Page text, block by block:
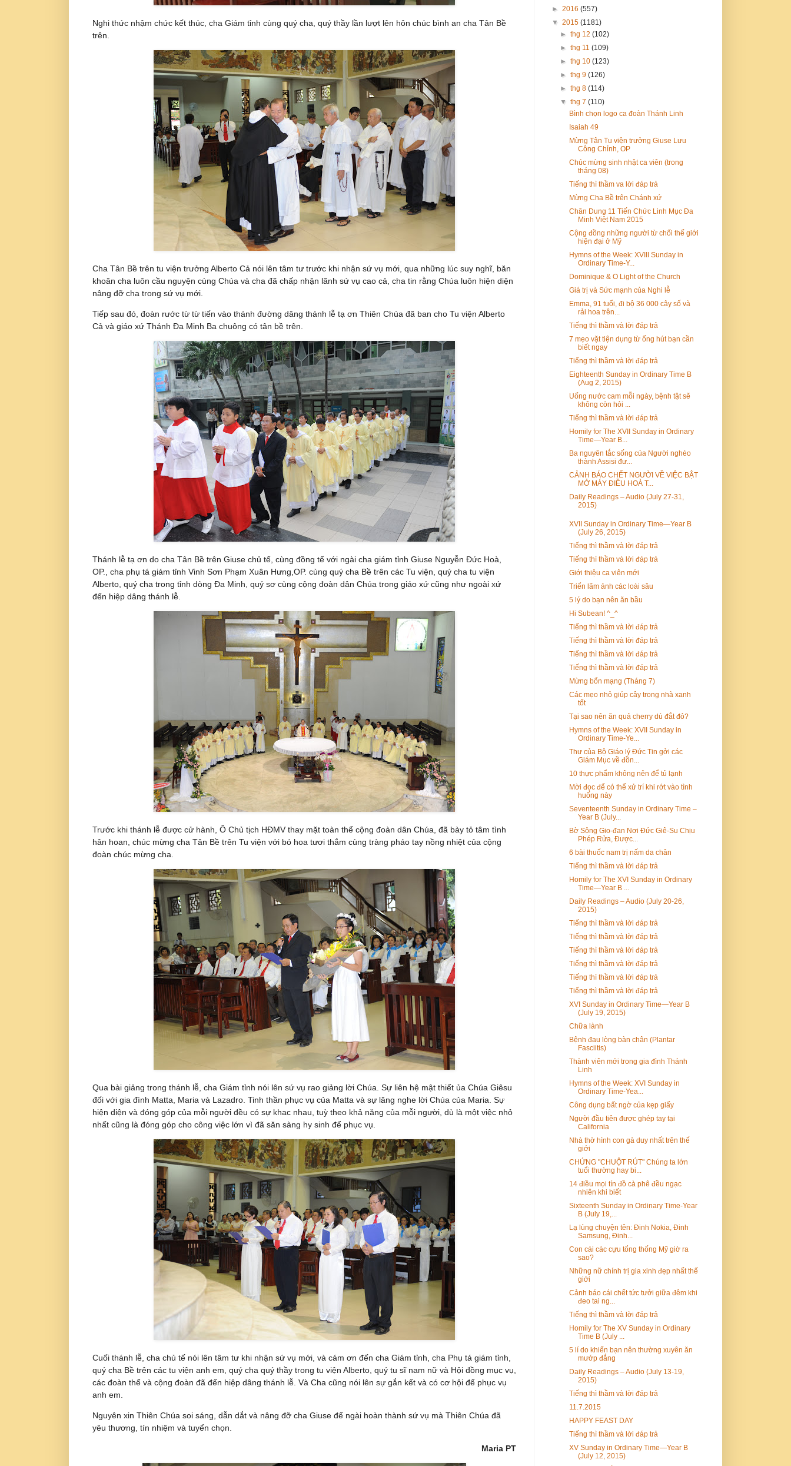
Nghi thức nhậm chức kết thúc, cha Giám tỉnh cùng quý cha, quý thầy lần lượt lên hôn chúc bình an cha Tân Bề
trên.
Cha Tân Bề trên tu viện trưởng Alberto Cả nói lên tâm tư trước khi nhận sứ vụ mới, qua những lúc suy nghĩ, băn
khoăn cha luôn cầu nguyện cùng Chúa và cha đã chấp nhận lãnh sứ vụ cao cả, cha tin rằng Chúa luôn hiện diện
nâng đỡ cha trong sứ vụ mới.
Tiếp sau đó, đoàn rước từ từ tiến vào thánh đường dâng thánh lễ tạ ơn Thiên Chúa đã ban cho Tu viện Alberto
Cả và giáo xứ Thánh Đa Minh Ba chuông có tân bề trên.
Thánh lễ tạ ơn do cha Tân Bề trên Giuse chủ tế, cùng đồng tế với ngài cha giám tỉnh Giuse Nguyễn Đức Hoà,
OP., cha phụ tá giám tỉnh Vinh Sơn Phạm Xuân Hưng,OP. cùng quý cha Bề trên các Tu viện, quý cha tu viện
Alberto, quý cha trong tỉnh dòng Đa Minh, quý sơ cùng cộng đoàn dân Chúa trong giáo xứ cũng như ngoài xứ
đến hiệp dâng thánh lễ.
Trước khi thánh lễ được cử hành, Ô Chủ tịch HĐMV thay mặt toàn thể cộng đoàn dân Chúa, đã bày tỏ tâm tình
hân hoan, chúc mừng cha Tân Bề trên Tu viện với bó hoa tươi thắm cùng tràng pháo tay nồng nhiệt của cộng
đoàn chúc mừng cha.
Qua bài giảng trong thánh lễ, cha Giám tỉnh nói lên sứ vụ rao giảng lời Chúa. Sự liên hệ mật thiết ủa Chúa Giêsu
đối với gia đình Matta, Maria và Lazadro. Tinh thần phục vụ của Matta và sự lăng nghe lời Chúa của Maria. Sự
hiện diện và đóng góp của mỗi người đều có sự khac nhau, tuỳ theo khả năng của mỗi người, dù là một việc nhỏ
nhất cũng là đóng góp cho công việc lớn vì đã săn sàng hy sinh để phục vụ.
Cuối thánh lễ, cha chủ tế nói lên tâm tư khi nhận sứ vụ mới, và cám ơn đến cha Giám tỉnh, cha Phụ tá giám tỉnh,
quý cha Bề trên các tu viện anh em, quý cha quý thầy trong tu viện Alberto, quý tu sĩ nam nữ và Hội đồng mục vụ,
các đoàn thể và cộng đoàn đã đến hiệp dâng thánh lễ. Và Cha cũng nói lên sự gắn kết và có cơ hội để phục vụ
anh em.
Nguyên xin Thiên Chúa soi sáng, dẫn dắt và nâng đỡ cha Giuse để ngài hoàn thành sứ vụ mà Thiên Chúa đã
yêu thương, tín nhiệm và tuyển chọn.
Maria PT
► 2016 (557)
▼ 2015 (1181)
►thg 12(102)
►thg 11(109)
►thg 10(123)
►thg 9(126)
►thg 8(114)
▼thg 7(110)
Bình chọn logo ca đoàn Thánh Linh
Isaiah 49
Mừng Tân Tu viện trưởng Giuse Lưu
Công Chỉnh, OP
Chúc mừng sinh nhật ca viên (trong
tháng 08)
Tiếng thì thầm va lời đáp trả
Mừng Cha Bề trên Chánh xứ
Chân Dung 11 Tiến Chức Linh Mục Đa
Minh Việt Nam 2015
Cộng đồng những người từ chối thế giới
hiện đại ở Mỹ
Hymns of the Week: XVIII Sunday in
Ordinary Time-Y...
Dominique & O Light of the Church
Giá trị và Sức mạnh của Nghi lễ
Emma, 91 tuổi, đi bộ 36 000 cây số và
rải hoa trên...
Tiếng thì thầm và lời đáp trả
7 mẹo vặt tiện dụng từ ống hút bạn cần
biết ngay
Tiếng thì thầm và lời đáp trả
Eighteenth Sunday in Ordinary Time B
(Aug 2, 2015)
Uống nước cam mỗi ngày, bệnh tật sẽ
không còn hỏi ...
Tiếng thì thầm và lời đáp trả
Homily for The XVII Sunday in Ordinary
Time—Year B...
Ba nguyên tắc sống của Người nghèo
thành Assisi đư...
CẢNH BÁO CHẾT NGƯỜI VỀ VIỆC BẬT
MỞ MÁY ĐIỀU HOÀ T...
Daily Readings – Audio (July 27-31,
2015)
XVII Sunday in Ordinary Time—Year B
(July 26, 2015)
Tiếng thì thầm và lời đáp trả
Tiếng thì thầm và lời đáp trả
Giới thiệu ca viên mới
Triển lãm ảnh các loài sâu
5 lý do bạn nên ăn bầu
Hi Subean! ^_^
Tiếng thì thầm và lời đáp trả
Tiếng thì thầm và lời đáp trả
Tiếng thì thầm và lời đáp trả
Tiếng thì thầm và lời đáp trả
Mừng bổn mạng (Tháng 7)
Các mẹo nhỏ giúp cây trong nhà xanh
tốt
Tại sao nên ăn quả cherry dù đắt đỏ?
Hymns of the Week: XVII Sunday in
Ordinary Time-Ye...
Thư của Bộ Giáo lý Đức Tin gởi các
Giám Mục về đồn...
10 thực phẩm không nên để tủ lạnh
Mời đọc để có thể xử trí khi rớt vào tình
huống này
Seventeenth Sunday in Ordinary Time –
Year B (July...
Bờ Sông Gio-đan Nơi Đức Giê-Su Chịu
Phép Rửa, Được...
6 bài thuốc nam trị nấm da chân
Tiếng thì thầm và lời đáp trả
Homily for The XVI Sunday in Ordinary
Time—Year B ...
Daily Readings – Audio (July 20-26,
2015)
Tiếng thì thầm và lời đáp trả
Tiếng thì thầm và lời đáp trả
Tiếng thì thầm và lời đáp trả
Tiếng thì thầm và lời đáp trả
Tiếng thì thầm và lời đáp trả
Tiếng thì thầm và lời đáp trả
XVI Sunday in Ordinary Time—Year B
(July 19, 2015)
Chữa lành
Bệnh đau lòng bàn chân (Plantar
Fasciitis)
Thành viên mới trong gia đình Thánh
Linh
Hymns of the Week: XVI Sunday in
Ordinary Time-Yea...
Công dụng bất ngờ của kẹp giấy
Người đầu tiên được ghép tay tại
California
Nhà thờ hình con gà duy nhất trên thế
giới
CHỨNG "CHUỘT RÚT" Chúng ta lớn
tuổi thường hay bi...
14 điều mọi tín đồ cà phê đều ngạc
nhiên khi biết
Sixteenth Sunday in Ordinary Time-Year
B (July 19,...
Lạ lùng chuyện tên: Đinh Nokia, Đinh
Samsung, Đinh...
Con cái các cựu tổng thống Mỹ giờ ra
sao?
Những nữ chính trị gia xinh đẹp nhất thế
giới
Cảnh báo cái chết tức tưởi giữa đêm khi
đeo tai ng...
Tiếng thì thầm và lời đáp trả
Homily for The XV Sunday in Ordinary
Time B (July ...
5 lí do khiến bạn nên thường xuyên ăn
mướp đắng
Daily Readings – Audio (July 13-19,
2015)
Tiếng thì thầm và lời đáp trả
11.7.2015
HAPPY FEAST DAY
Tiếng thì thầm và lời đáp trả
XV Sunday in Ordinary Time—Year B
(July 12, 2015)